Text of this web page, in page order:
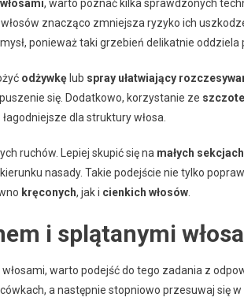
, warto poznać kilka sprawdzonych
włosów znacząco zmniejsza ryzyko ich
ponieważ taki grzebień delikatnie oddziela
odżywkęlub spray ułatwiający
się. Dodatkowo, korzystanie ze
dla struktury włosa.
ruchów. Lepiej skupić się na małych sekcjach
nasady. Takie podejście nie tylko
kręconych, jak i cienkich włosów
i splątanymi
warto podejść do tego zadania z
a następnie stopniowo przesuwaj się